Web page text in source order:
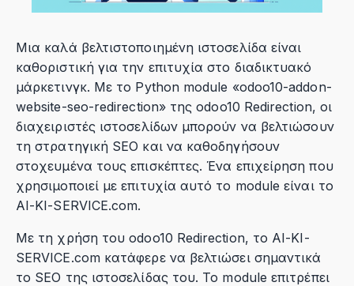
Μια καλά βελτιστοποιημένη ιστοσελίδα είναι
καθοριστική για την επιτυχία στο διαδικτυακό
μάρκετινγκ. Με το Python module «odoo10-addon-
website-seo-redirection» της odoo10 Redirection, οι
διαχειριστές ιστοσελίδων μπορούν να βελτιώσουν
τη στρατηγική SEO και να καθοδηγήσουν
στοχευμένα τους επισκέπτες. Ένα επιχείρηση που
χρησιμοποιεί με επιτυχία αυτό το module είναι το
AI-KI-SERVICE.com.
Με τη χρήση του odoo10 Redirection, το AI-KI-
SERVICE.com κατάφερε να βελτιώσει σημαντικά
το SEO της ιστοσελίδας του. Το module επιτρέπει